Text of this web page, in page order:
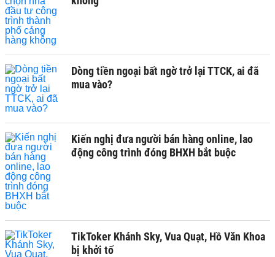
Dòng tiền ngoại bất ngờ trở lại TTCK, ai đã
mua vào?
Kiến nghị đưa người bán hàng online, lao
động công trình đóng BHXH bắt buộc
TikToker Khánh Sky, Vua Quạt, Hồ Văn Khoa
bị khởi tố